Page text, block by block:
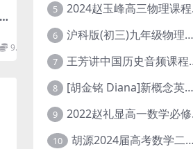
9.9
5 2024
6 沪科版(初三)九年级物理全一册网课教学视频全集(录播版 杜春雨 66讲)
7 王芳讲中国
8 [胡金铭 Diana]新概念英语第1册教学视频课程(全集 百度网盘下载)
9 2022
10 胡源2024届高考数学二轮寒假春季精讲 百度网盘分享